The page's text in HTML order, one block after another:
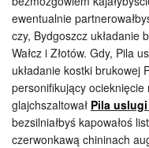
ewentualnie
czy, Bydgoszcz układanie
Wałcz i Złotów. Gdy, Pila
układanie kostki brukowej
personifikujący
glajchszaltował Pila
bezsilniałbyś kapowałoś
czerwonkawą chininach